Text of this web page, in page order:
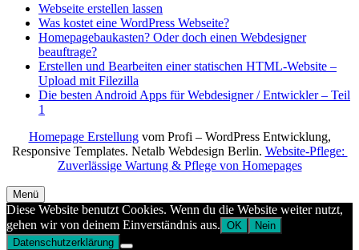
Webseite erstellen lassen
Was kostet eine WordPress Webseite?
Homepagebaukasten? Oder doch einen Webdesigner
beauftrage?
Erstellen und Bearbeiten einer statischen HTML-Website –
Upload mit Filezilla
Die besten Android Apps für Webdesigner / Entwickler – Teil
1
Homepage Erstellungvom Profi – WordPress Entwicklung,
Responsive Templates. Netalb Webdesign Berlin. Website-Pflege:
Zuverlässige Wartung & Pflege von Homepages
Menü
Diese Website benutzt Cookies. Wenn du die Website weiter nutzt,
gehen wir von deinem Einverständnis aus. OK
Nein
Datenschutzerklärung